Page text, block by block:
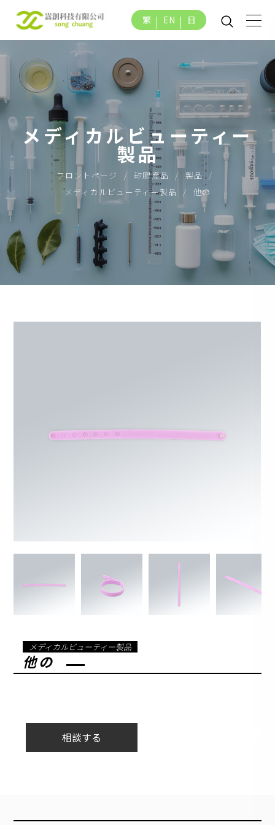
繁 EN 日
メディカルビューティー
製品
フロントページ 矽膠產品
製品
メディカルビューティー製品
他の
メディカルビューティー製品
他の
相談する